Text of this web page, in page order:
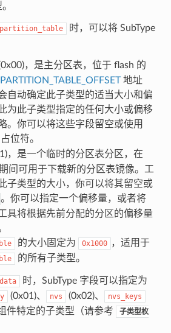
partition_table
时，可以将 SubType
，是主分区表，位于 flash 的
地址
自动确定此子类型的适当大小和偏
为此子类型指定的任何大小或偏移
。你可以将这些字段留空或使用
位符。
，是一个临时的分区表分区，在
间可用于下载新的分区表镜像。工
子类型的大小，你可以将其留空或
。你可以指定一个偏移量，或者将
具将根据先前分配的分区的偏移量
的大小固定为 0x1000 ，适用于
的所有子类型。
data 时，SubType 字段可以指定为
(0x01)、 nvs (0x02)、 nvs_keys
件特定的子类型（请参考
子类型枚